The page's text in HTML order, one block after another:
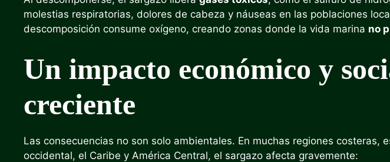
molestias respiratorias, dolores de cabeza y náuseas en las poblaciones
descomposición consume oxígeno, creando zonas donde la vida marina no
Un impacto económico y
creciente
Las consecuencias no son solo ambientales. En muchas regiones costeras,
occidental, el Caribe y América Central, el sargazo afecta gravemente: